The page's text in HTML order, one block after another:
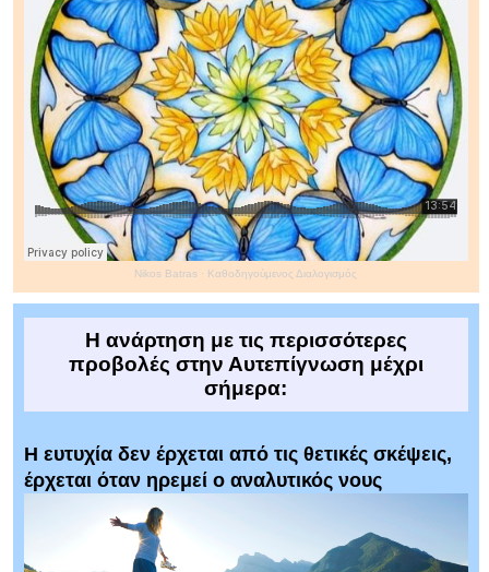
Nikos Batras · Καθοδηγούμενος Διαλογισμός
Η ανάρτηση με τις περισσότερες
προβολές στην Αυτεπίγνωση μέχρι
σήμερα:
Η ευτυχία δεν έρχεται από τις θετικές σκέψεις,
έρχεται όταν ηρεμεί ο αναλυτικός νους